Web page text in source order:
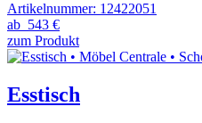
Artikelnummer: 12422051
ab 543 €
zum Produkt
Esstisch